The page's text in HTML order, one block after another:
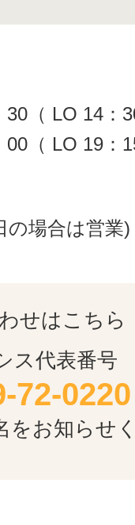
30（ LO 14：
00（ LO 19：
の場合は営
せはこちら
ス代表番号
72-0220
をお知らせ